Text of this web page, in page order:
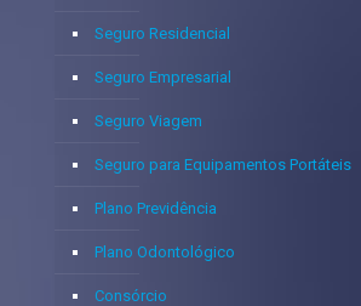
Seguro Residencial
Seguro Empresarial
Seguro Viagem
Seguro para Equipamentos Portáteis
Plano Previdência
Plano Odontológico
Consórcio